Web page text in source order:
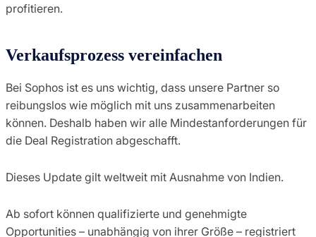
profitieren.
Verkaufsprozess vereinfachen
Bei Sophos ist es uns wichtig, dass unsere Partner so
reibungslos wie möglich mit uns zusammenarbeiten
können. Deshalb haben wir alle Mindestanforderungen für
die Deal Registration abgeschafft.
Dieses Update gilt weltweit mit Ausnahme von Indien.
Ab sofort können qualifizierte und genehmigte
Opportunities – unabhängig von ihrer Größe – registriert